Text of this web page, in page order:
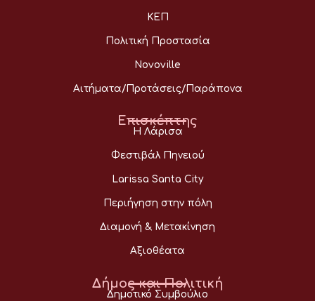
ΚΕΠ
Πολιτική Προστασία
Novoville
Αιτήματα/Προτάσεις/Παράπονα
Επισκέπτης
Η Λάρισα
Φεστιβάλ Πηνειού
Larissa Santa City
Περιήγηση στην πόλη
Διαμονή & Μετακίνηση
Αξιοθέατα
Δήμος και Πολιτική
Δημοτικό Συμβούλιο